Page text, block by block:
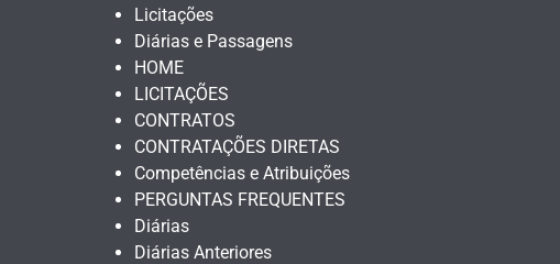
Licitações
Diárias e Passagens
HOME
LICITAÇÕES
CONTRATOS
CONTRATAÇÕES DIRETAS
Competências e Atribuições
PERGUNTAS FREQUENTES
Diárias
Diárias Anteriores